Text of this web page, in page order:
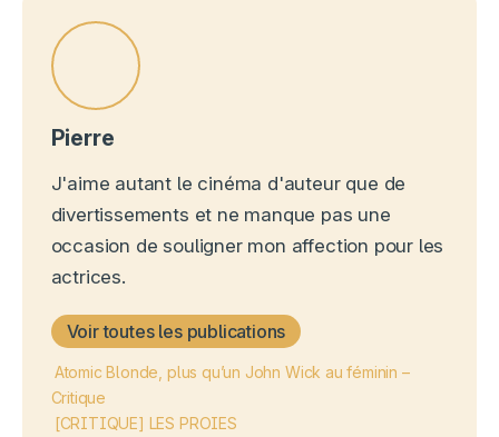
Pierre
J'aime autant le cinéma d'auteur que de
divertissements et ne manque pas une
occasion de souligner mon affection pour les
actrices.
Voir toutes les publications
Atomic Blonde, plus qu’un John Wick au féminin –
Critique
[CRITIQUE] LES PROIES